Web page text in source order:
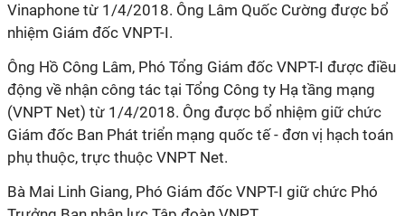
Vinaphone từ 1/4/2018. Ông Lâm Quốc Cường được bổ
nhiệm Giám đốc VNPT-I.
Ông Hồ Công Lâm, Phó Tổng Giám đốc VNPT-I được điều
động về nhận công tác tại Tổng Công ty Hạ tầng mạng
(VNPT Net) từ 1/4/2018. Ông được bổ nhiệm giữ chức
Giám đốc Ban Phát triển mạng quốc tế - đơn vị hạch toán
phụ thuộc, trực thuộc VNPT Net.
Bà Mai Linh Giang, Phó Giám đốc VNPT-I giữ chức Phó